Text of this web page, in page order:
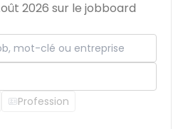
2026 sur le jobboard
clé ou entreprise
Profession